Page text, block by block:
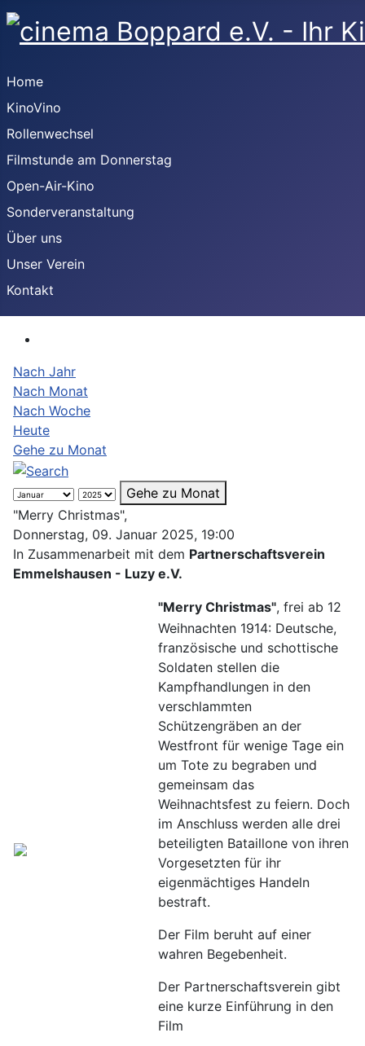
Home
KinoVino
Rollenwechsel
Filmstunde am Donnerstag
Open-Air-Kino
Sonderveranstaltung
Über uns
Unser Verein
Kontakt
Nach Jahr
Nach Monat
Nach Woche
Heute
Gehe zu Monat
Gehe zu Monat
"Merry Christmas",
Donnerstag, 09. Januar 2025, 19:00
In Zusammenarbeit mit dem Partnerschaftsverein
Emmelshausen - Luzy e.V.
"Merry Christmas", frei ab 12
Weihnachten 1914: Deutsche,
französische und schottische
Soldaten stellen die
Kampfhandlungen in den
verschlammten
Schützengräben an der
Westfront für wenige Tage ein
um Tote zu begraben und
gemeinsam das
Weihnachtsfest zu feiern. Doch
im Anschluss werden alle drei
beteiligten Bataillone von ihren
Vorgesetzten für ihr
eigenmächtiges Handeln
bestraft.
Der Film beruht auf einer
wahren Begebenheit.
Der Partnerschaftsverein gibt
eine kurze Einführung in den
Film